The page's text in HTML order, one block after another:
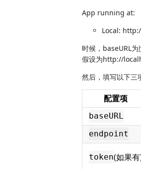
App running at:
Local:
时候，baseURL为
假设为http://
然后，填写以下三
配置项
baseURL
endpoint
token(如果